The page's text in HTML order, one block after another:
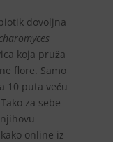
dovoljna
koja pruža
flore. Samo
10 puta veću
za sebe
online iz